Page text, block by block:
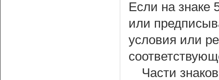
Если на знаке
или
условия или
Части